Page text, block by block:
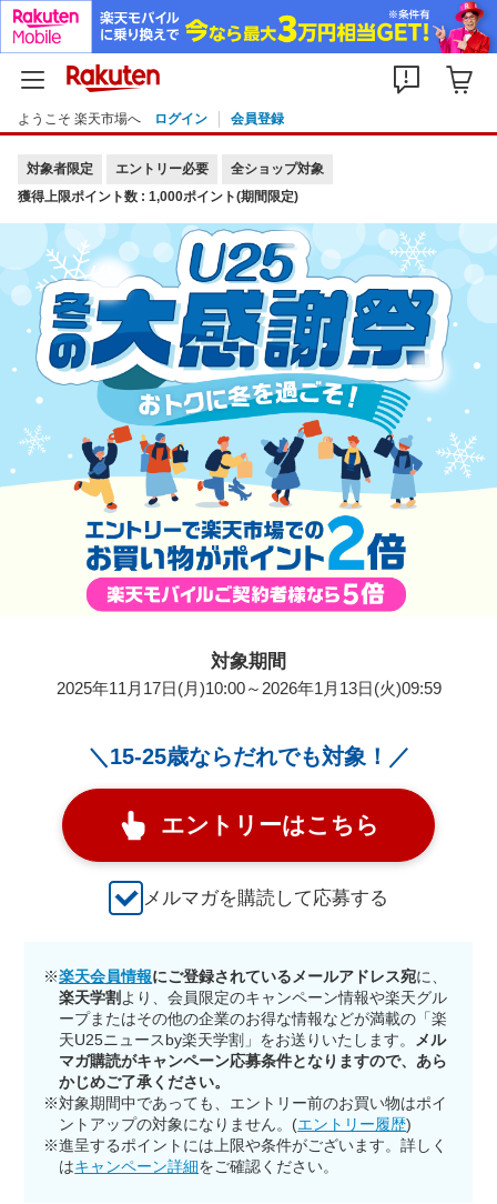
ようこそ 楽天市場へ ログイン 会員登録
対象者限定 エントリー必要
全ショップ対象
獲得上限ポイント数 : 1,000ポイント(期間限定)
対象期間
2025年11月17日(月)10:00～2026年1月13日(火)09:59
＼15-25歳ならだれでも対象！／
エントリーはこちら
メルマガを購読して応募する
※楽天会員情報にご登録されているメールアドレス宛に、
楽天学割より、会員限定のキャンペーン情報や楽天グル
ープまたはその他の企業のお得な情報などが満載の「楽
天U25ニュースby楽天学割」をお送りいたします。 メル
マガ購読がキャンペーン応募条件となりますので、あら
かじめご了承ください。
※対象期間中であっても、エントリー前のお買い物はポイ
ントアップの対象になりません。(エントリー履歴)
※進呈するポイントには上限や条件がございます。詳しく
はキャンペーン詳細をご確認ください。